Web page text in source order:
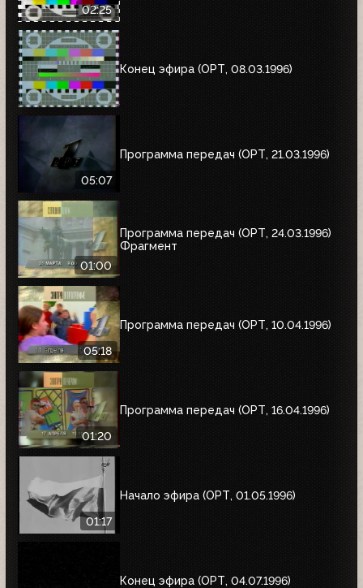
02:25
Конец эфира (ОРТ, 08.03.1996)
05:07
Программа передач (ОРТ, 21.03.1996)
01:00
Программа передач (ОРТ, 24.03.1996)
Фрагмент
05:18
Программа передач (ОРТ, 10.04.1996)
01:20
Программа передач (ОРТ, 16.04.1996)
01:17
Начало эфира (ОРТ, 01.05.1996)
Конец эфира (ОРТ, 04.07.1996)